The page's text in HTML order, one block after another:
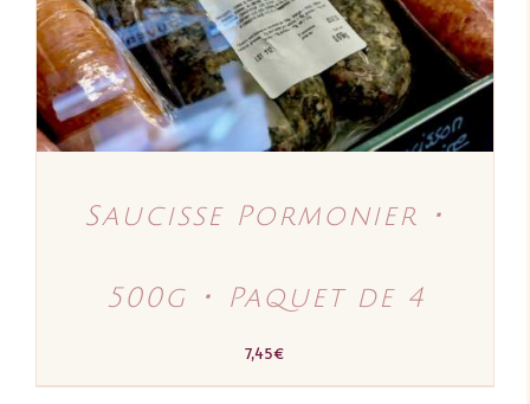
Saucisse Pormonier ･
500g ･ Paquet de 4
7,45€